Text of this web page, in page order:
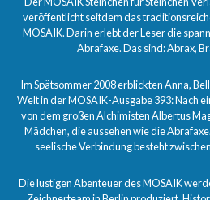
veröffentlicht seitdem das
MOSAIK. Darin erlebt der Leser die
Abrafaxe. Das sind: Abrax,
Im Spätsommer 2008 erblickten Anna,
Welt in der MOSAIK-Ausgabe 393: Nach
von dem großen Alchimisten Albertus
Mädchen, die aussehen wie die
seelische Verbindung besteht
Die lustigen Abenteuer des MOSAIK